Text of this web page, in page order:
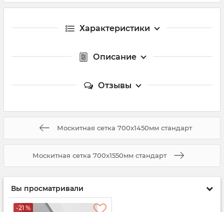
Характеристики
Описание
Отзывы
Москитная сетка 700x1450мм стандарт
Москитная сетка 700x1550мм стандарт
Вы просматривали
-21 %